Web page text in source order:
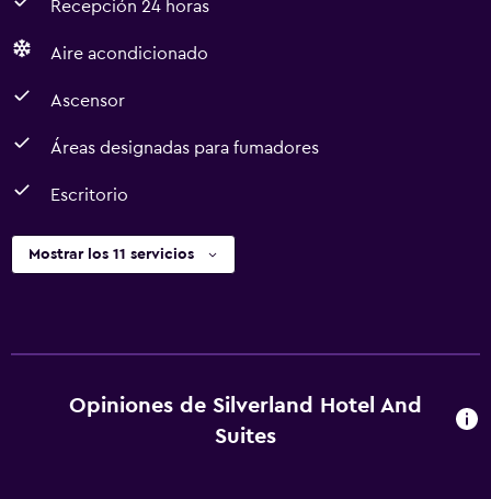
Recepción 24 horas
Aire acondicionado
Ascensor
Áreas designadas para fumadores
Escritorio
Mostrar los 11 servicios
Opiniones de Silverland Hotel And
Suites